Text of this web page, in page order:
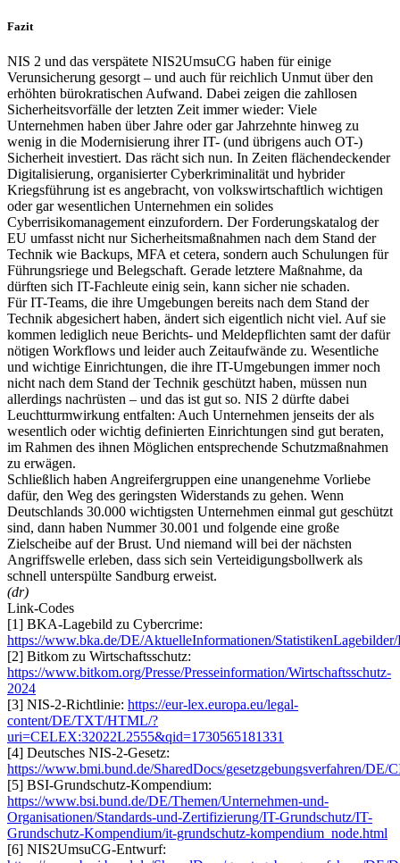
Fazit
NIS 2 und das verspätete NIS2UmsuCG haben für einige
Verunsicherung gesorgt – und auch für reichlich Unmut über den
erhöhten bürokratischen Aufwand. Dabei zeigen die zahllosen
Sicherheitsvorfälle der letzten Zeit immer wieder: Viele
Unternehmen haben über Jahre oder gar Jahrzehnte hinweg zu
wenig in die Modernisierung ihrer IT- (und übrigens auch OT-)
Sicherheit investiert. Das rächt sich nun. In Zeiten flächendeckender
Digitalisierung, organisierter Cyberkriminalität und hybrider
Kriegsführung ist es angebracht, von volkswirtschaftlich wichtigen
oder gar wesentlichen Unternehmen ein solides
Cyberrisikomanagement einzufordern. Der Forderungskatalog der
EU umfasst nicht nur Sicherheitsmaßnahmen nach dem Stand der
Technik wie Backups, MFA et cetera, sondern auch Schulungen für
Führungsriege und Belegschaft. Gerade letztere Maßnahme, da
dürften sich IT-Fachleute einig sein, kann sicher nie schaden.
Für IT-Teams, die ihre Umgebungen bereits nach dem Stand der
Technik abgesichert haben, ändert sich eigentlich nicht viel. Auf sie
kommen lediglich neue Berichts- und Meldepflichten samt der dafür
nötigen Workflows und leider auch Zeitaufwände zu. Wesentliche
und wichtige Einrichtungen, die ihre IT-Umgebungen immer noch
nicht nach dem Stand der Technik geschützt haben, müssen nun
allerdings nachrüsten – und das ist gut so. NIS 2 dürfte dabei
Leuchtturmwirkung entfalten: Auch Unternehmen jenseits der als
wesentlich oder wichtig definierten Einrichtungen sind gut beraten,
im Rahmen des ihnen Möglichen entsprechende Schutzmaßnahmen
zu erwägen.
Schließlich haben Angreifergruppen eine unangenehme Vorliebe
dafür, den Weg des geringsten Widerstands zu gehen. Wenn
Deutschlands 30.000 wichtigsten Unternehmen einmal gut geschützt
sind, dann haben Nummer 30.001 und folgende eine große
Zielscheibe auf der Brust. Und niemand will bei der nächsten
Angriffswelle erleben, dass sich sein Verteidigungsbollwerk als
schnell unterspülte Sandburg erweist.
(dr)
Link-Codes
[1] BKA-Lagebild zu Cybercrime:
https://www.bka.de/DE/AktuelleInformationen/
[2] Bitkom zu Wirtschaftsschutz:
https://www.bitkom.org/Presse/Presseinformation/Wirtschaftsschutz-
2024
[3] NIS-2-Richtlinie: https://eur-lex.europa.eu/legal-
content/DE/TXT/HTML/?
uri=CELEX:32022L2555&qid=1730565181331
[4] Deutsches NIS-2-Gesetz:
https://www.bmi.bund.de/SharedDocs/gesetzgebungsverfahren/DE/
[5] BSI-Grundschutz-Kompendium:
https://www.bsi.bund.de/DE/Themen/Unternehmen-und-
Organisationen/Standards-und-Zertifizierung/IT-Grundschutz/IT-
Grundschutz-Kompendium/it-grundschutz-kompendium_node.html
[6] NIS2UmsuCG-Entwurf: